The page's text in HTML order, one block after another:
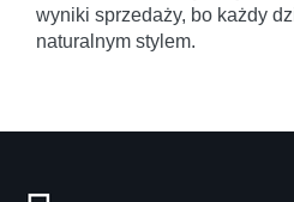
wyniki sprzedaży, bo każdy
naturalnym stylem.